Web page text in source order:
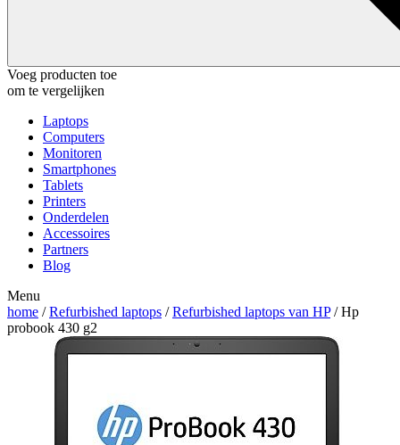
Voeg producten toe
om te vergelijken
Laptops
Computers
Monitoren
Smartphones
Tablets
Printers
Onderdelen
Accessoires
Partners
Blog
Menu
home /Refurbished laptops /Refurbished laptops van HP/ Hp
probook 430 g2